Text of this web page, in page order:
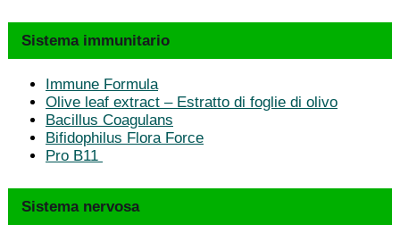
Sistema immunitario
Immune Formula
Olive leaf extract – Estratto di foglie di olivo
Bacillus Coagulans
Bifidophilus Flora Force
Pro B11
Sistema nervosa